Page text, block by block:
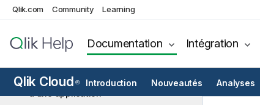
Qlik.com Community Learning
Documentation Intégration
Qlik Cloud ® Introduction Nouveautés Analyses
Planification de rapports avec des
abonnements
Demande d'accès à une application
Partage et téléchargement du contenu